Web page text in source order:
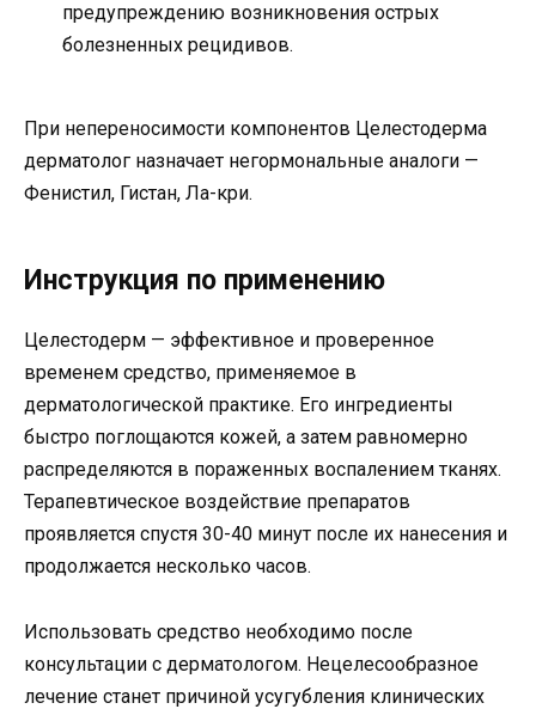
предупреждению возникновения острых
болезненных рецидивов.
При непереносимости компонентов Целестодерма
дерматолог назначает негормональные аналоги —
Фенистил, Гистан, Ла-кри.
Инструкция по применению
Целестодерм — эффективное и проверенное
временем средство, применяемое в
дерматологической практике. Его ингредиенты
быстро поглощаются кожей, а затем равномерно
распределяются в пораженных воспалением тканях.
Терапевтическое воздействие препаратов
проявляется спустя 30-40 минут после их нанесения и
продолжается несколько часов.
Использовать средство необходимо после
консультации с дерматологом. Нецелесообразное
лечение станет причиной усугубления клинических